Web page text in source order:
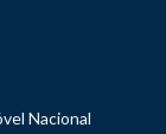
Nacional